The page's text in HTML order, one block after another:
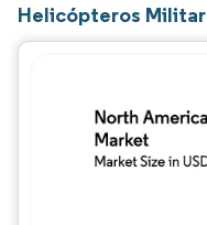
Helicópteros